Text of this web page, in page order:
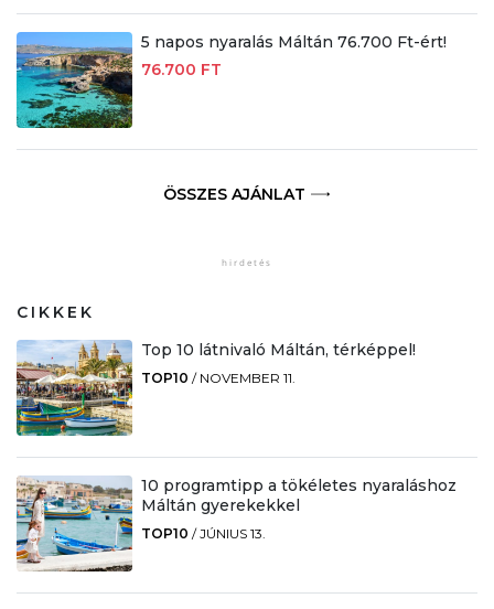
5 napos nyaralás Máltán 76.700 Ft-ért!
76.700 FT
ÖSSZES AJÁNLAT
CIKKEK
Top 10 látnivaló Máltán, térképpel!
TOP10 / NOVEMBER 11.
10 programtipp a tökéletes nyaraláshoz
Máltán gyerekekkel
TOP10 /JÚNIUS 13.